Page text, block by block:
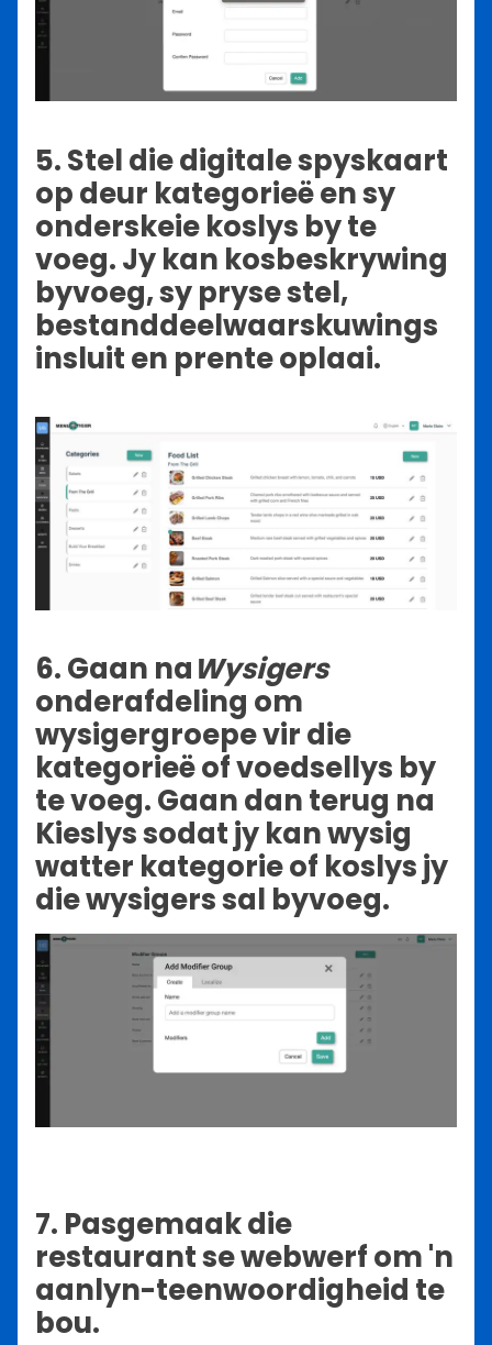
5. Stel die digitale spyskaart
op deur kategorieë en sy
onderskeie koslys by te
voeg. Jy kan kosbeskrywing
byvoeg, sy pryse stel,
bestanddeelwaarskuwings
insluit en prente oplaai.
6. Gaan naWysigers
onderafdeling om
wysigergroepe vir die
kategorieë of voedsellys by
te voeg. Gaan dan terug na
Kieslys sodat jy kan wysig
watter kategorie of koslys jy
die wysigers sal byvoeg.
7. Pasgemaak die
restaurant se webwerf om 'n
aanlyn-teenwoordigheid te
bou.